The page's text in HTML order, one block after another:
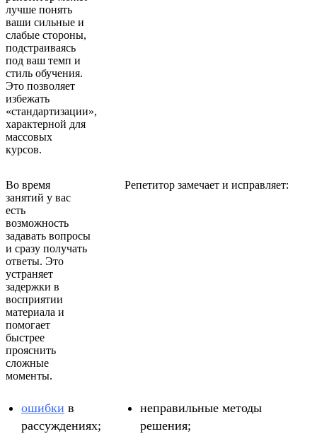
лучше понять
ваши сильные и
слабые стороны,
подстраиваясь
под ваш темп и
стиль обучения.
Это позволяет
избежать
«стандартизации»,
характерной для
массовых
курсов.
Во время
занятий у вас
есть
возможность
задавать вопросы
и сразу получать
ответы. Это
устраняет
задержки в
восприятии
материала и
помогает
быстрее
прояснить
сложные
моменты.
Репетитор замечает и исправляет:
ошибки в
рассуждениях;
неправильные методы
решения;